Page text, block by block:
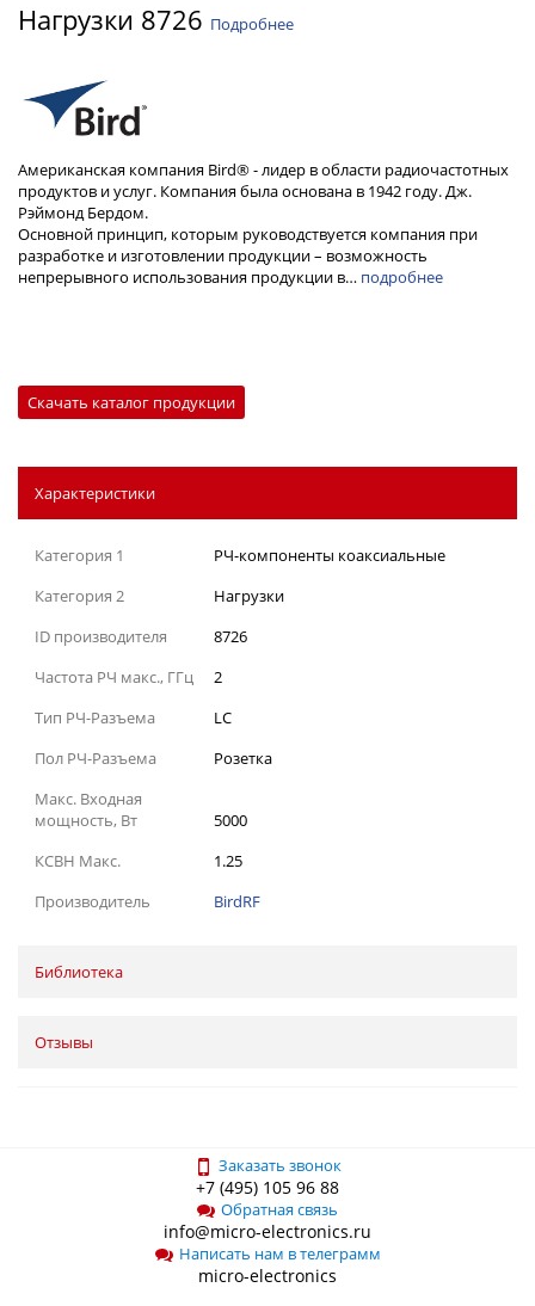
Нагрузки 8726 Подробнее
Американская компания Bird® - лидер в области радиочастотных
продуктов и услуг. Компания была основана в 1942 году. Дж.
Рэймонд Бердом.
Основной принцип, которым руководствуется компания при
разработке и изготовлении продукции – возможность
непрерывного использования продукции в… подробнее
Скачать каталог продукции
Характеристики
Категория 1
РЧ-компоненты коаксиальные
Категория 2
Нагрузки
ID производителя
8726
Частота РЧ макс., ГГц
2
Тип РЧ-Разъема
LC
Пол РЧ-Разъема
Розетка
Макс. Входная
мощность, Вт
5000
КСВН Макс.
1.25
Производитель
BirdRF
Библиотека
Отзывы
Заказать звонок
+7 (495) 105 96 88
Обратная связь
info@micro-electronics.ru
Написать нам в телеграмм
micro-electronics